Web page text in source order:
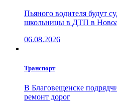
Пьяного водителя будут
школьницы в ДТП в
06.08.2026
Транспорт
В Благовещенске
ремонт дорог